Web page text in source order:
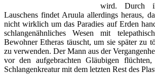
wird. Durch
Lauschens findet Aruula allerdings heraus,
nicht wirklich um das Paradies auf Erden
schlangenähnliches Wesen mit
Bewohner Etheras täuscht, um sie später zu
zu verwenden. Der Mann aus der
vor den aufgebrachten Gläubigen
Schlangenkreatur mit dem letzten Rest des